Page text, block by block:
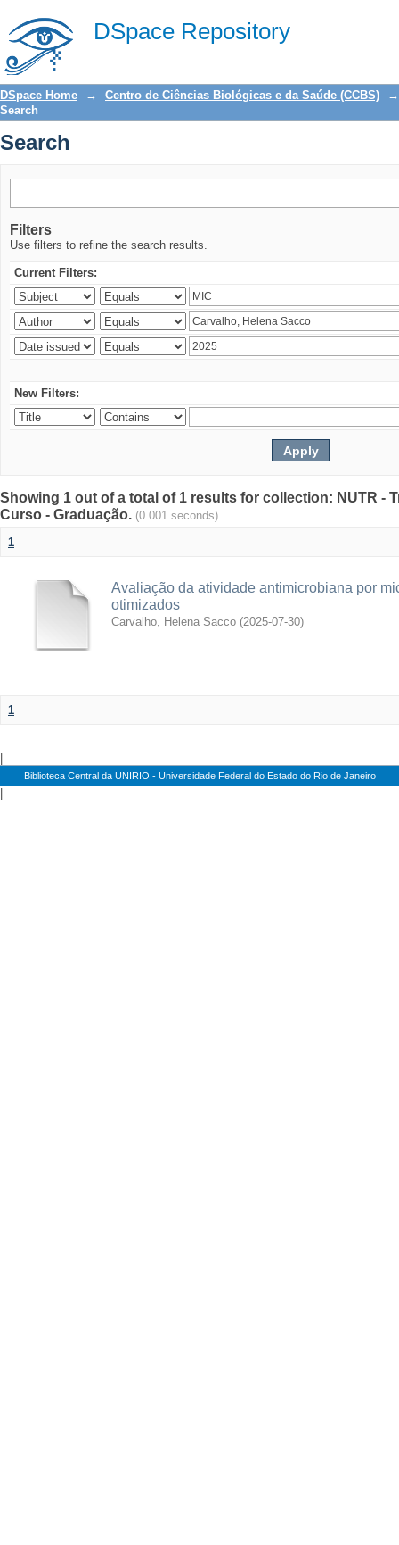
DSpace Repository
Search
DSpace Home → Centro de Ciências Biológicas e da Saúde (CCBS)
→
Search
Search
Filters
Use filters to refine the search results.
Current Filters:
New Filters:
Showing 1 out of a total of 1 results for collection: NUTR -
Curso - Graduação. (0.001 seconds)
1
Avaliação da atividade antimicrobiana por
otimizados
Carvalho, Helena Sacco (2025-07-30)
1
Biblioteca Central da UNIRIO - Universidade Federal do Estado do Rio de Janeiro